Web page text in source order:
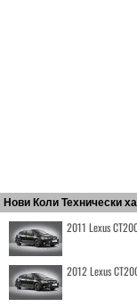
Нови Коли Технически
2011 Lexus
2012 Lexus